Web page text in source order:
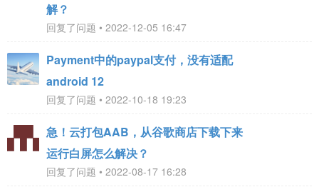
解？
回复了问题 • 2022-12-05 16:47
Payment中的paypal支付，没有适配
android 12
回复了问题 • 2022-10-18 19:23
急！云打包AAB，从谷歌商店下载下来
运行白屏怎么解决？
回复了问题 • 2022-08-17 16:28